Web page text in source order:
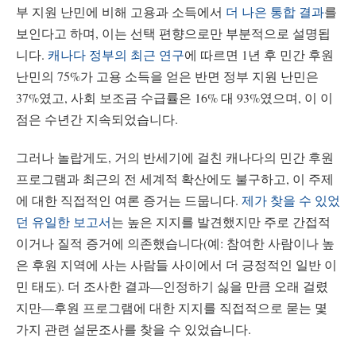
부 지원 난민에 비해 고용과 소득에서 더 나은 통합 결과를
보인다고 하며, 이는 선택 편향으로만 부분적으로 설명됩
니다. 캐나다 정부의 최근 연구에 따르면 1년 후 민간 후원
난민의 75%가 고용 소득을 얻은 반면 정부 지원 난민은
37%였고, 사회 보조금 수급률은 16% 대 93%였으며, 이 이
점은 수년간 지속되었습니다.
그러나 놀랍게도, 거의 반세기에 걸친 캐나다의 민간 후원
프로그램과 최근의 전 세계적 확산에도 불구하고, 이 주제
에 대한 직접적인 여론 증거는 드뭅니다. 제가 찾을 수 있었
던 유일한 보고서는 높은 지지를 발견했지만 주로 간접적
이거나 질적 증거에 의존했습니다(예: 참여한 사람이나 높
은 후원 지역에 사는 사람들 사이에서 더 긍정적인 일반 이
민 태도). 더 조사한 결과—인정하기 싫을 만큼 오래 걸렸
지만—후원 프로그램에 대한 지지를 직접적으로 묻는 몇
가지 관련 설문조사를 찾을 수 있었습니다.